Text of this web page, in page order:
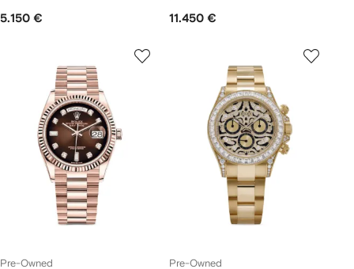
5.150 € 11.450 €
Pre-Owned Pre-Owned